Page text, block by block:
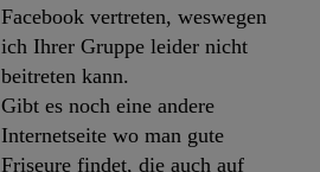
Facebook vertreten, weswegen
ich Ihrer Gruppe leider nicht
beitreten kann.
Gibt es noch eine andere
Internetseite wo man gute
Friseure findet, die auch auf